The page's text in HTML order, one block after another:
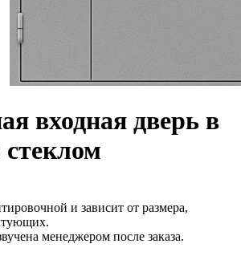
входная дверь в
и зависит от размера,
менеджером после заказа.